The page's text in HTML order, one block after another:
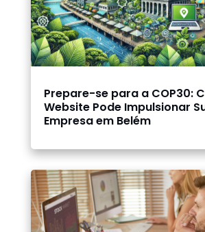
Prepare-se para a COP30:
Website Pode Impulsionar
Empresa em Belém